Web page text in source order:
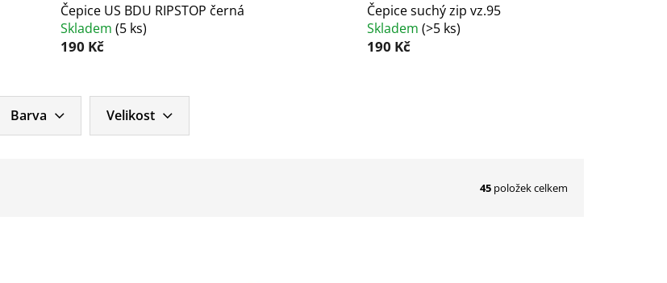
Čepice US BDU RIPSTOP černá
Skladem(5 ks)
190 Kč
Čepice suchý zip vz.95
Skladem (>5 ks)
190 Kč
45 položek celkem
Barva Velikost